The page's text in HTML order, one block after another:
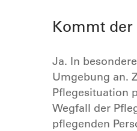
Kommt der
Ja. In
Umgebung an.
Pflegesituation
Wegfall der
pflegenden